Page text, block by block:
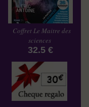
Coffret Le Maitre des
sciences
32.5 €